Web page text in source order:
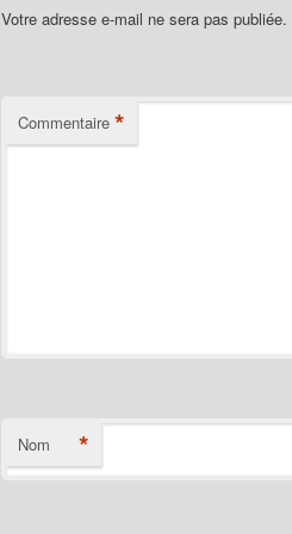
Votre adresse e-mail ne sera pas publiée.
Commentaire *
Nom *